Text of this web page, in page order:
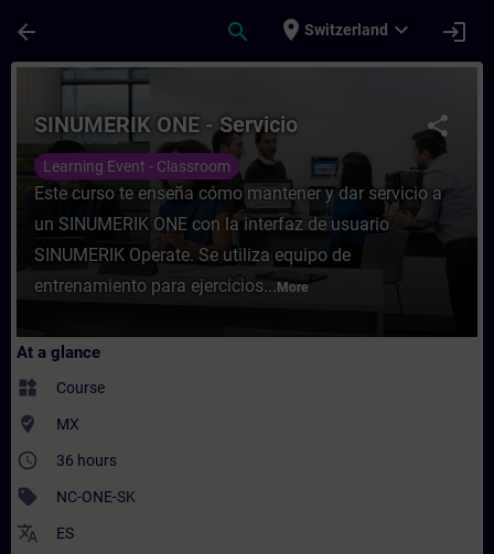
arrow_back search place Switzerland expand_more login
Course - SINUMERIK ONE - Servicio -
share
SINUMERIK ONE - Servicio
Learning Event - Classroom
Este curso te enseña cómo mantener y dar servicio a
un SINUMERIK ONE con la interfaz de usuario
SINUMERIK Operate. Se utiliza equipo de
entrenamiento para ejercicios... More
At a glance
widgets Course
where_to_vote MX
access_time 36 hours
sell NC-ONE-SK
translate ES